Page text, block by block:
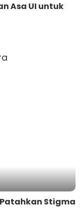
Asa UI untuk
Stigma